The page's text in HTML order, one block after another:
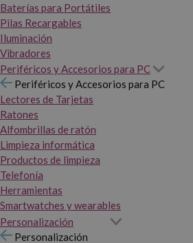
Baterías para Portátiles
Pilas Recargables
Iluminación
Vibradores
Periféricos y Accesorios para PC
Periféricos y Accesorios para PC
Lectores de Tarjetas
Ratones
Alfombrillas de ratón
Limpieza informática
Productos de limpieza
Telefonía
Herramientas
Smartwatches y wearables
Personalización
Personalización